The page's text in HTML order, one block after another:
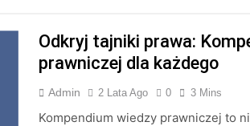
Odkryj tajniki prawa:
prawniczej dla każdego
Admin 2 Lata Ago 0 3 Mins
Kompendium wiedzy prawniczej to